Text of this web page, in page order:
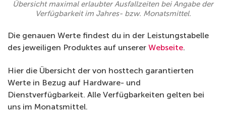
Übersicht maximal erlaubter Ausfallzeiten bei Angabe der
Verfügbarkeit im Jahres- bzw. Monatsmittel.
Die genauen Werte findest du in der Leistungstabelle
des jeweiligen Produktes auf unserer Webseite.
Hier die Übersicht der von hosttech garantierten
Werte in Bezug auf Hardware- und
Dienstverfügbarkeit. Alle Verfügbarkeiten gelten bei
uns im Monatsmittel.